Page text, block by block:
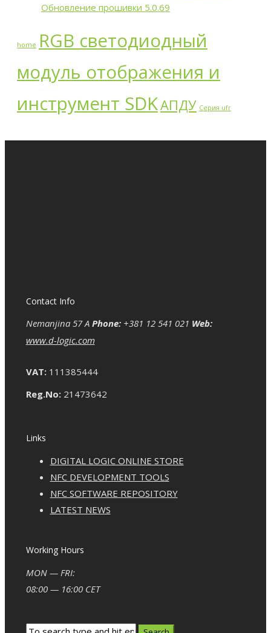
Обновление прошивки 5.0.69
home RGB светодиодный
модуль отображения и
инструмент SDKАПДУ Серия ufr
Contact Info
Nemanjina 57 A Phone:+381 12 541 021 Web:
www.d-logic.com
VAT:111385444
Reg.No:21473642
Links
DIGITAL LOGIC ONLINE STORE
NFC DEVELOPMENT TOOLS
NFC SOFTWARE REPOSITORY
LATEST NEWS
Working Hours
MON — FRI:
08:00 — 16:00 CET